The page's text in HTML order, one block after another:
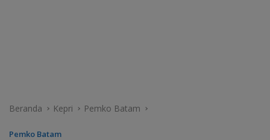
Beranda Kepri Pemko Batam
Pemko Batam